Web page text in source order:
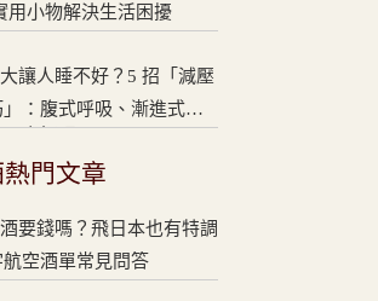
用小物解決生活困擾
讓人睡不好？5 招「減壓
：腹式呼吸、漸進式拉
門文章
要錢嗎？飛日本也有特調
空酒單常見問答